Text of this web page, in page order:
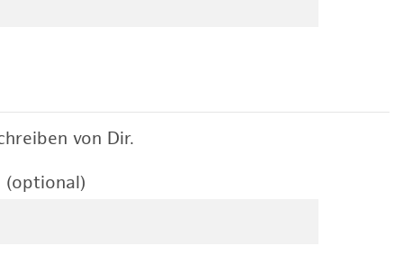
von Dir.
(optional)